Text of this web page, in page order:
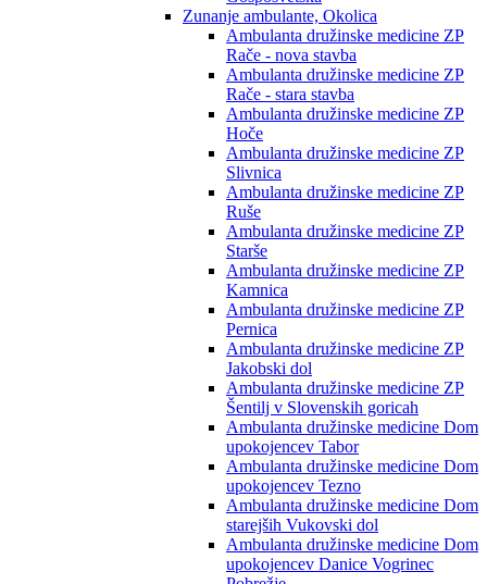
Zunanje ambulante, Okolica
Ambulanta družinske medicine ZP
Rače - nova stavba
Ambulanta družinske medicine ZP
Rače - stara stavba
Ambulanta družinske medicine ZP
Hoče
Ambulanta družinske medicine ZP
Slivnica
Ambulanta družinske medicine ZP
Ruše
Ambulanta družinske medicine ZP
Starše
Ambulanta družinske medicine ZP
Kamnica
Ambulanta družinske medicine ZP
Pernica
Ambulanta družinske medicine ZP
Jakobski dol
Ambulanta družinske medicine ZP
Šentilj v Slovenskih goricah
Ambulanta družinske medicine Dom
upokojencev Tabor
Ambulanta družinske medicine Dom
upokojencev Tezno
Ambulanta družinske medicine Dom
starejših Vukovski dol
Ambulanta družinske medicine Dom
upokojencev Danice Vogrinec